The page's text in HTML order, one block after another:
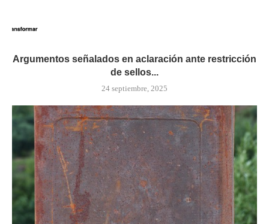
Argumentos señalados en aclaración ante restricción
de sellos...
24 septiembre, 2025